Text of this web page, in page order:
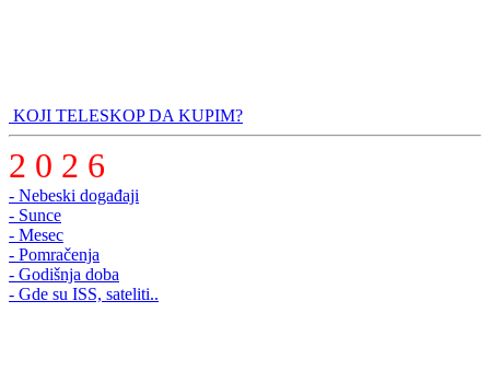
KOJI TELESKOP DA KUPIM?
2 0 2 6
- Nebeski događaji
- Sunce
- Mesec
- Pomračenja
- Godišnja doba
- Gde su ISS, sateliti..